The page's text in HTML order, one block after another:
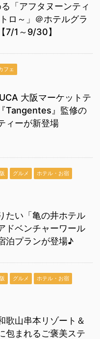
「アフタヌーンティ
ロ～」＠ホテルグラ
7/1～9/30】
フェ
大阪マーケットテ
Tangentes』監修の
ィーが新登場
グルメ
ホテル・お宿
たい「亀の井ホテル
ドベンチャーワール
泊プランが登場♪
グルメ
ホテル・お宿
歌山串本リゾート＆
包まれるご褒美ステ